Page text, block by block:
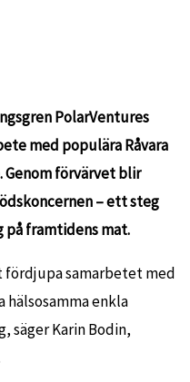
PolarVentures
med populära Råvara
Genom förvärvet blir
– ett steg
på framtidens mat.
samarbetet med
hälsosamma enkla
säger Karin Bodin,